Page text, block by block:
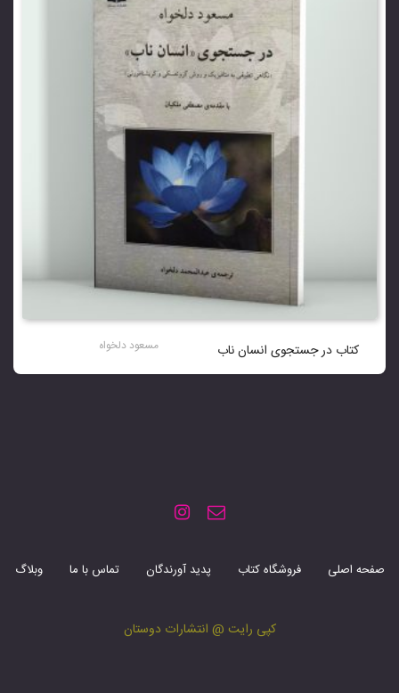
کتاب در جستجوی انسان ناب مسعود دلخواه
صفحه اصلی فروشگاه کتاب پدید آورندگان تماس با ما وبلاگ
کپی رایت @ انتشارات دوستان